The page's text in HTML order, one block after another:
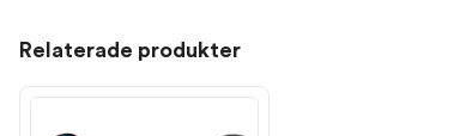
Relaterade produkter